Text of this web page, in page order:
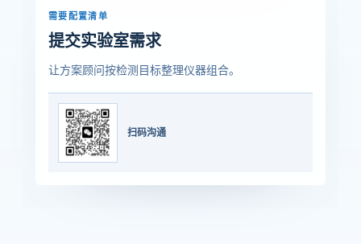
需要配置清单
提交实验室需求
让方案顾问按检测目标整理仪器组合。
扫码沟通